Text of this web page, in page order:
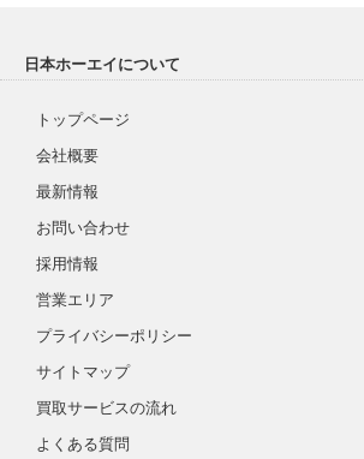
日本ホーエイについて
トップページ
会社概要
最新情報
お問い合わせ
採用情報
営業エリア
プライバシーポリシー
サイトマップ
買取サービスの流れ
よくある質問